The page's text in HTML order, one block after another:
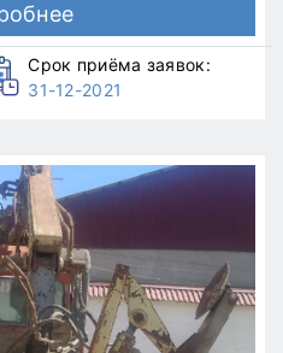
Срок приёма заявок:
31-12-2021